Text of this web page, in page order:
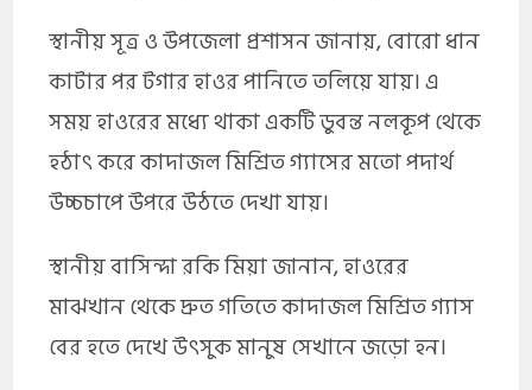
স্থানীয় সূত্র ও উপজেলা প্রশাসন জানায়, বোরো ধান
কাটার পর টগার হাওর পানিতে তলিয়ে যায়। এ
সময় হাওরের মধ্যে থাকা একটি ডুবন্ত নলকূপ থেকে
হঠাৎ করে কাদাজল মিশ্রিত গ্যাসের মতো পদার্থ
উচ্চচাপে উপরে উঠতে দেখা যায়।
স্থানীয় বাসিন্দা রকি মিয়া জানান, হাওরের
মাঝখান থেকে দ্রুত গতিতে কাদাজল মিশ্রিত গ্যাস
বের হতে দেখে উৎসুক মানুষ সেখানে জড়ো হন।